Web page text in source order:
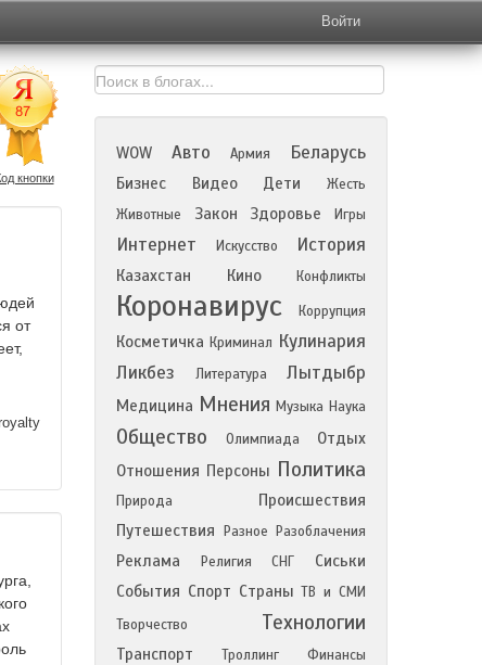
Войти
кнопки
от
WOW Авто Армия Беларусь
Бизнес Видео Дети
Жесть
Животные
Закон Здоровье Игры
Интернет Искусство История
Казахстан Кино Конфликты
Коронавирус Коррупция
Косметичка Криминал Кулинария
Ликбез
Литература Лытдыбр
Медицина Мнения Музыка Наука
Общество Олимпиада
Отдых
Отношения Персоны Политика
Природа
Происшествия
Путешествия
Разное Разоблачения
Реклама Религия СНГ
Сиськи
События Спорт Страны ТВ и СМИ
Творчество
Технологии
Транспорт Троллинг Финансы